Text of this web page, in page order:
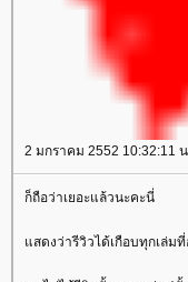
2 มกราคม 2552 10:32:11
ก็ถือว่าเยอะแล้วนะคะนี่
สดงว่ารีวิวได้เกือบทุกเล่มที่